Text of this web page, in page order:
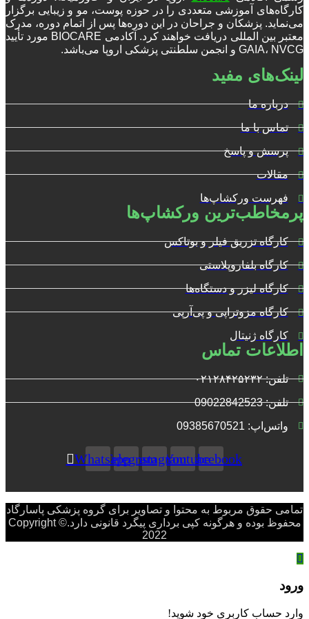
کارگاه‌های آموزشی متعددی را در حوزه پوست، مو و زیبایی برگزار
می‌نماید. پزشکان و جراحان در این دوره‌ها پس از اتمام دوره، مدرک
معتبر بین المللی دریافت خواهند کرد. آکادمی BIOCARE مورد تأیید
GAIA، NVCG و انجمن سلطنتی پزشکی اروپا می‌باشد.
لینک‌های مفید
درباره ما
تماس با ما
پرسش و پاسخ
مقالات
فهرست ورکشاپ‌ها
پرمخاطب‌ترین ورکشاپ‌ها
کارگاه تزریق فیلر و بوتاکس
کارگاه بلفاروپلاستی
کارگاه لیزر و دستگاه‌ها
کارگاه مزوتراپی و پی‌آرپی
کارگاه ژنیتال
اطلاعات تماس
تلفن: ۰۲۱۲۸۴۲۵۲۳۲
تلفن: 09022842523
واتس‌‌اپ: 09385670521
Facebook
Youtube
Instagram
Telegram
Whatsapp
تمامی حقوق مربوط به محتوا و تصاویر برای گروه پزشکی پاسارگاد
محفوظ بوده و هرگونه کپی برداری پیگرد قانونی دارد.Copyright ©
2022
ورود
وارد حساب کاربری خود شوید!